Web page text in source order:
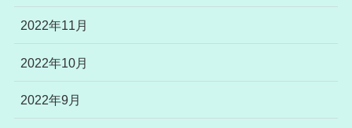
2022年11月
2022年10月
2022年9月